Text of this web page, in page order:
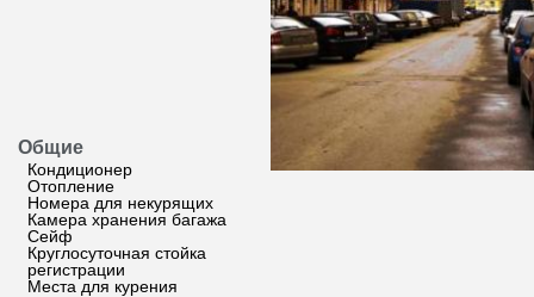
Общие
Кондиционер
Отопление
Номера для некурящих
Камера хранения багажа
Сейф
Круглосуточная стойка
регистрации
Места для курения